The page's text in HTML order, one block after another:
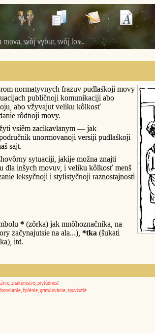
mova, svôj vybur, svôj los...
normatyvnych frazuv pudlaśkoji movy
publičnoji komunikaciji abo
abo vžyvajut veliku kôlkosť
rôdnoji movy.
vsiêm zacikavlanym — jak
unormovanoji versiji pudlaśkoji
sajt.
sytuaciji, jakije možna znajti
dla inšych movuv, i veliku kôlkosť menš
leksyčnoji i stylistyčnoji raznostajnosti
* (zôrka) jak mnôhoznačnika, na
začynajutsie na ala...), *tka (šukati
itd.
znakômstvo, prylúdnosť
žyčénie, gratulovánie, spuvčutié